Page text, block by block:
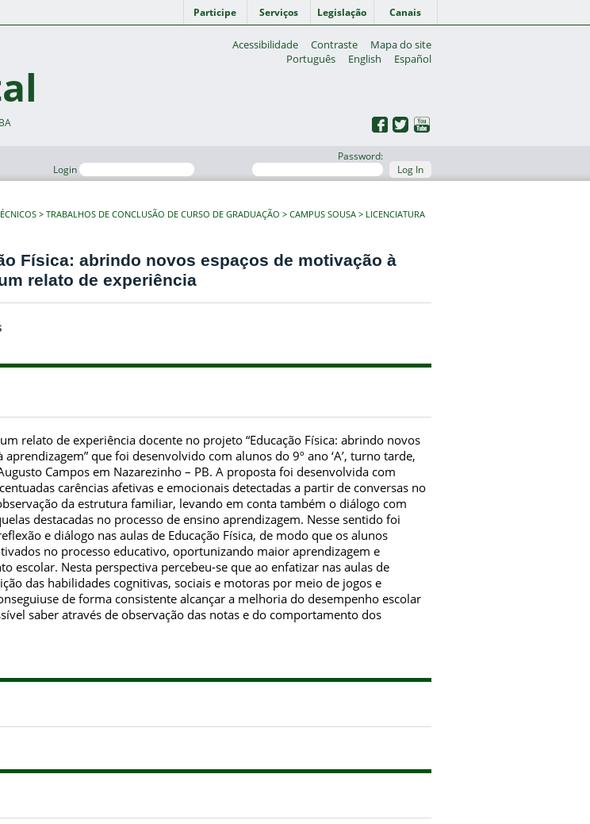
Participe Serviços Legislação Canais
Acessibilidade Contraste
Mapa do site
Português
English Español
Login
Password:
Log In
TRABALHOS DE CONCLUSÃO DE CURSO DE GRADUAÇÃO CAMPUS SOUSA
LICENCIATURA
Física: abrindo novos espaços de motivação à
relato de experiência
relato de experiência docente no projeto “Educação Física: abrindo novos
que foi desenvolvido com alunos do 9º ano ‘A’, turno tarde,
Campos em Nazarezinho – PB. A proposta foi desenvolvida com
carências afetivas e emocionais detectadas a partir de conversas no
da estrutura familiar, levando em conta também o diálogo com
destacadas no processo de ensino aprendizagem. Nesse sentido foi
e diálogo nas aulas de Educação Física, de modo que os alunos
no processo educativo, oportunizando maior aprendizagem e
escolar. Nesta perspectiva percebeu-se que ao enfatizar nas aulas de
das habilidades cognitivas, sociais e motoras por meio de jogos e
de forma consistente alcançar a melhoria do desempenho escolar
saber através de observação das notas e do comportamento dos